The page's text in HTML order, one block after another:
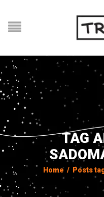
TAG
Home / Posts